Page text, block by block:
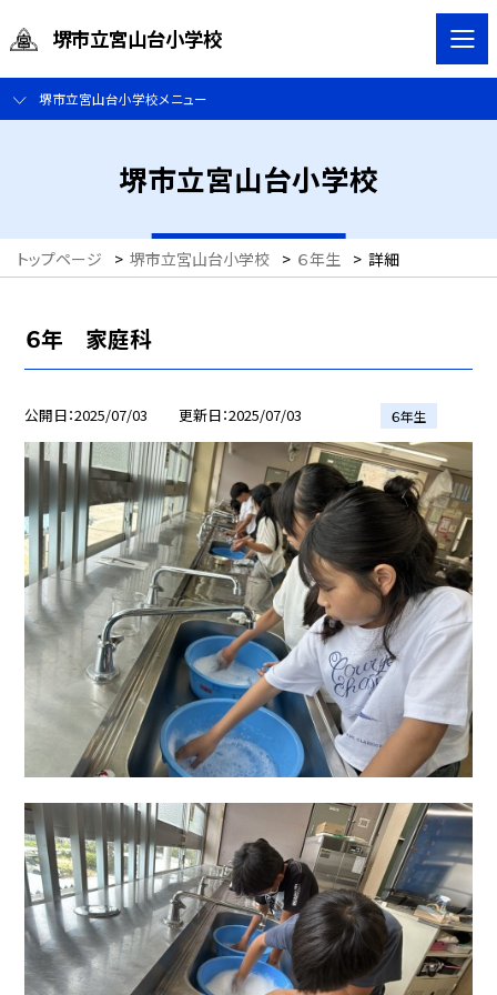
堺市立宮山台小学校
堺市立宮山台小学校メニュー
堺市立宮山台小学校
トップページ > 堺市立宮山台小学校 > ６年生 > 詳細
６年 家庭科
公開日 2025/07/03 更新日 2025/07/03 ６年生